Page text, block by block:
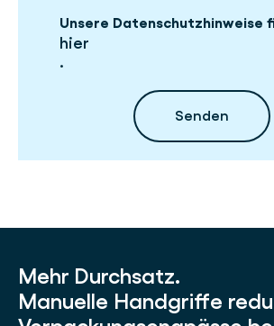
Unsere Datenschutzhinweise
hier
.
Mehr Durchsatz.
Manuelle Handgriffe